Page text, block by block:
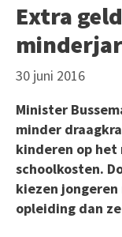
Extra
30 juni 2016
Minister
minder
kinderen op het
schoolkosten.
kiezen jongeren
opleiding dan